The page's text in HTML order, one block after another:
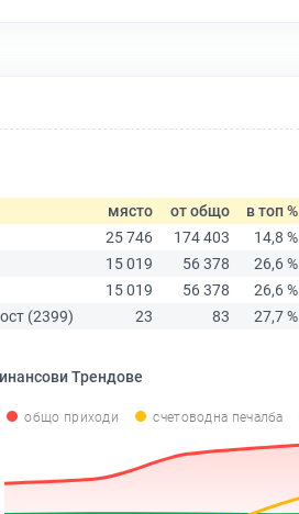
място от общо в топ %
25 746
174 403 14,8 %
15 019
56 378 26,6 %
15 019
56 378 26,6 %
(2399)
23 83 27,7 %
Трендове
общо приходи счетоводна печалба